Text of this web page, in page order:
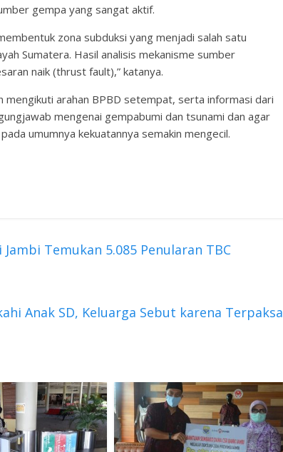
gempa yang sangat aktif.
zona subduksi yang menjadi salah satu
Sumatera. Hasil analisis mekanisme sumber
naik (thrust fault),” katanya.
arahan BPBD setempat, serta informasi dari
mengenai gempabumi dan tsunami dan agar
umumnya kekuatannya semakin mengecil.
Temukan 5.085 Penularan TBC
Anak SD, Keluarga Sebut karena Terpaksa